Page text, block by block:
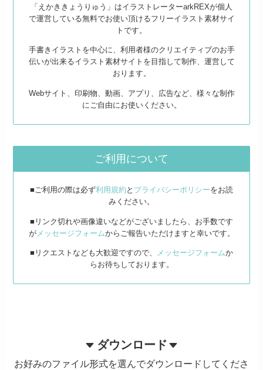
「えかききょうりゅう」はイラストレーターarkREXが個人
で運営している無料でお使い頂けるフリーイラスト素材サイ
トです。
手書きイラストを中心に、利用者様のクリエイティブのお手
伝いが出来るイラスト素材サイトを目指して制作、運営して
おります。
Webサイト、印刷物、動画、アプリ、広告など、様々な制作
にご自由にお使いください。
ご利用について
■ご利用の際は必ず利用規約 と プライバシーポリシーをお読
みください。
■リンク切れや画像違いなどがございましたら、お手数です
がメッセージフォームからご報告いただけますと幸いです。
■リクエストなども大歓迎ですので、 メッセージフォームか
らお待ちしております。
ダウンロード
お好みのファイル形式を選んでダウンロードしてくださ